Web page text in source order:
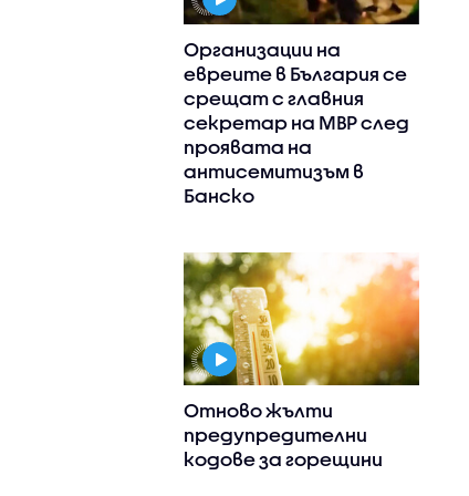
Организации на
евреите в България се
срещат с главния
секретар на МВР след
проявата на
антисемитизъм в
Банско
Отново жълти
предупредителни
кодове за горещини